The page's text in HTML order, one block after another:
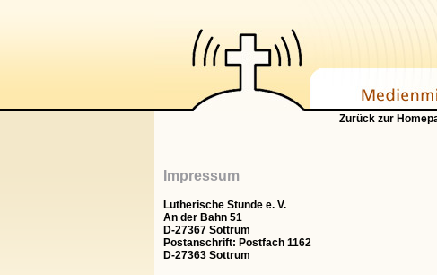
Zurück zur
Impressum
Lutherische Stunde e. V.
An der Bahn 51
D-27367 Sottrum
Postanschrift: Postfach 1162
D-27363 Sottrum